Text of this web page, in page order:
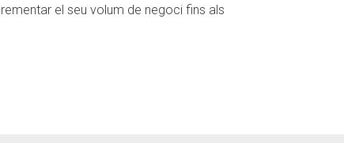
el seu volum de negoci fins als